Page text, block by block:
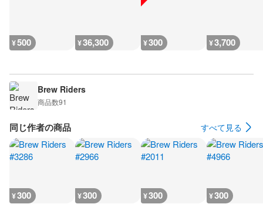
¥500 ¥36,300 ¥300 ¥3,700
Brew Riders
商品数91
同じ作者の商品 すべて見る
¥300 ¥300 ¥300 ¥300